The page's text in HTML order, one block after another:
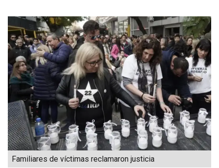
Familiares de víctimas reclamaron justicia